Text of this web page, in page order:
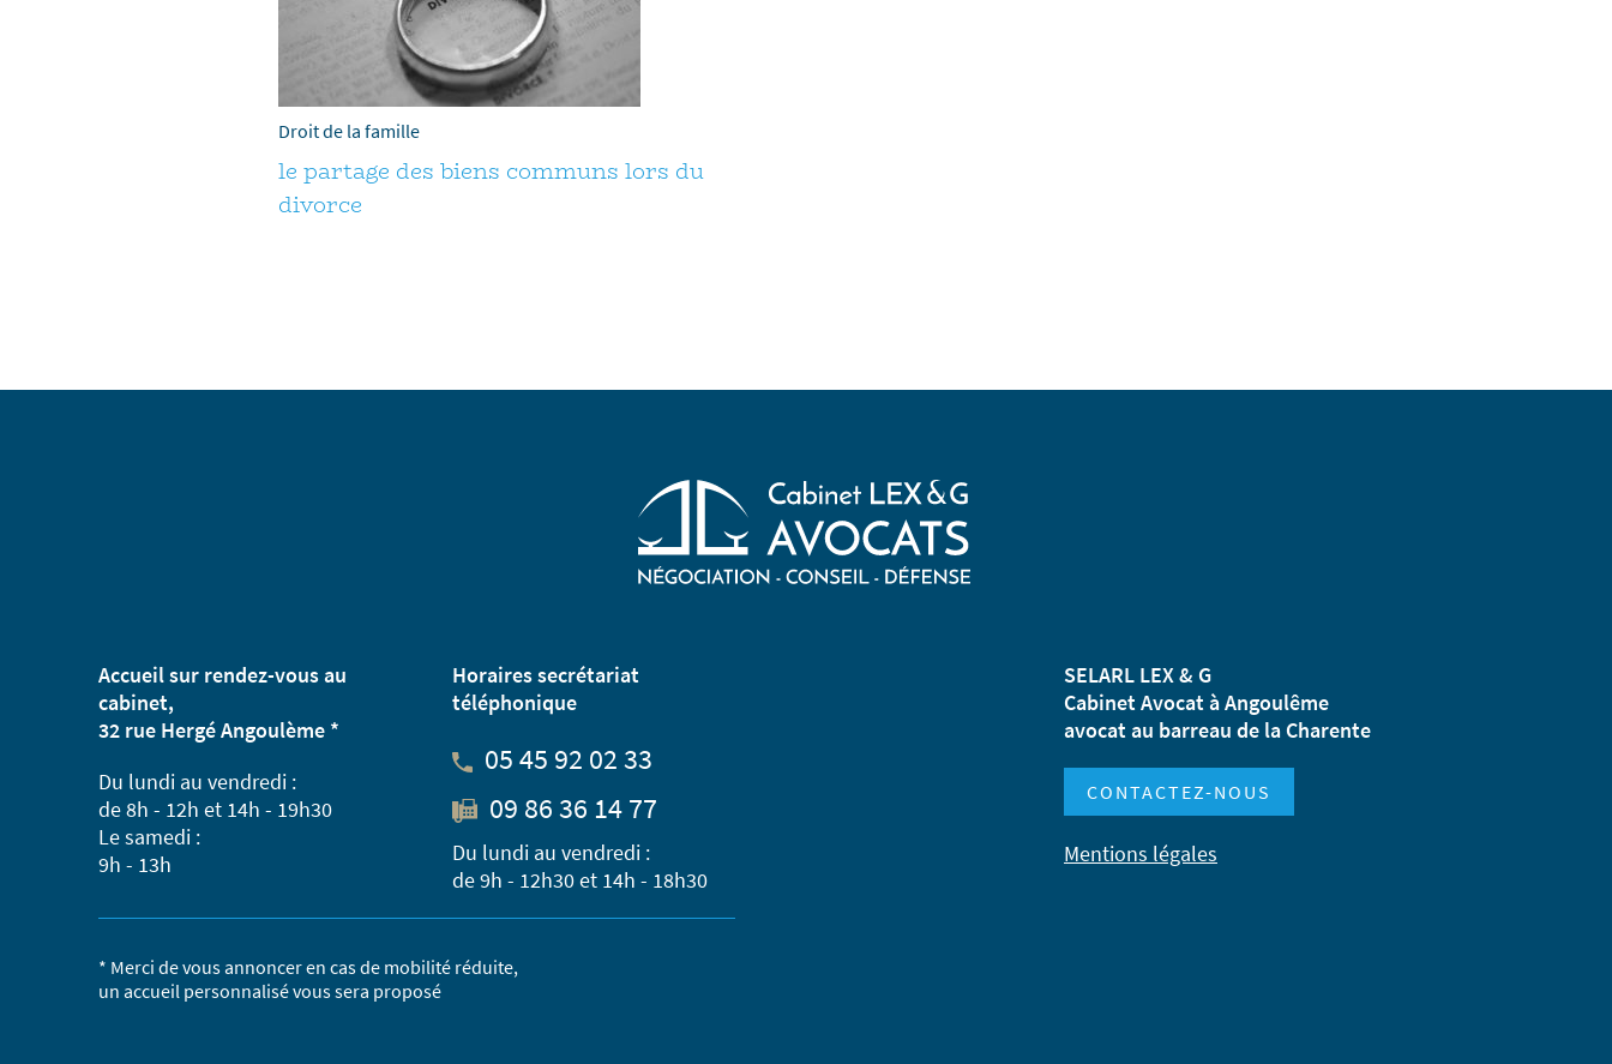
Droit de la famille
le partage des biens communs lors du
divorce
Accueil sur rendez-vous au
cabinet,
32 rue Hergé Angoulème *
Du lundi au vendredi :
de 8h - 12h et 14h - 19h30
Le samedi :
9h - 13h
Horaires secrétariat
téléphonique
05 45 92 02 33
09 86 36 14 77
Du lundi au vendredi :
de 9h - 12h30 et 14h - 18h30
SELARL LEX & G
Cabinet Avocat à Angoulême
avocat au barreau de la Charente
CONTACTEZ-NOUS
Mentions légales
* Merci de vous annoncer en cas de mobilité réduite,
un accueil personnalisé vous sera proposé